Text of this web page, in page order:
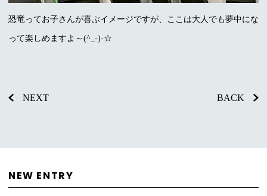
恐竜ってお子さんが喜ぶイメージですが、ここは大人でも夢中にな
って楽しめますよ～(^_-)-☆
NEXT BACK
NEW ENTRY